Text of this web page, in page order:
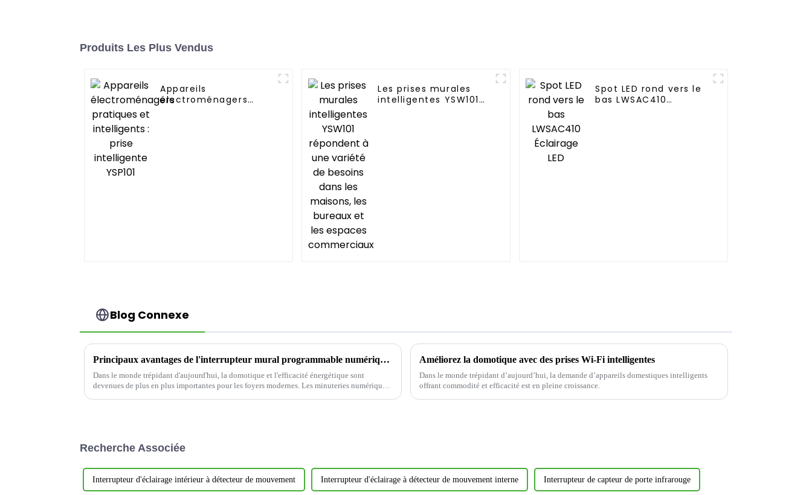
Produits Les Plus Vendus
Appareils
électroménagers
Les prises murales
intelligentes YSW101
Spot LED rond vers le
bas LWSAC410
Blog Connexe
Principaux avantages de l'interrupteur mural programmable numérique YWT103
Dans le monde trépidant d'aujourd'hui, la domotique et l'efficacité énergétique sont
devenues de plus en plus importantes pour les foyers modernes. Les minuteries numériques
Améliorez la domotique avec des prises Wi-Fi intelligentes
Dans le monde trépidant d’aujourd’hui, la demande d’appareils domestiques intelligents
offrant commodité et efficacité est en pleine croissance.
Recherche Associée
Interrupteur d'éclairage intérieur à détecteur de mouvement Interrupteur d'éclairage à détecteur de mouvement interne Interrupteur de capteur de porte infrarouge